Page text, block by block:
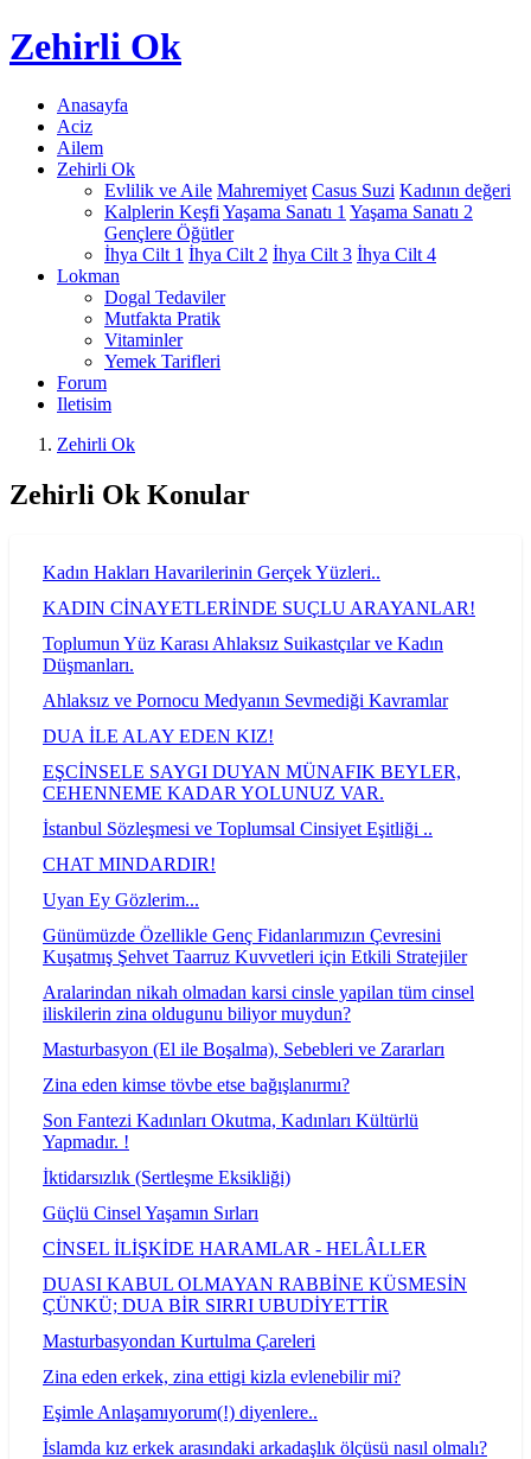
Zehirli Ok
Anasayfa
Aciz
Ailem
Zehirli Ok
Evlilik ve Aile Mahremiyet Casus Suzi Kadının değeri
Kalplerin Keşfi Yaşama Sanatı 1 Yaşama Sanatı 2
Gençlere Öğütler
İhya Cilt 1 İhya Cilt 2 İhya Cilt 3 İhya Cilt 4
Lokman
Dogal Tedaviler
Mutfakta Pratik
Vitaminler
Yemek Tarifleri
Forum
Iletisim
Zehirli Ok
Zehirli Ok Konular
Kadın Hakları Havarilerinin Gerçek Yüzleri..
KADIN CİNAYETLERİNDE SUÇLU ARAYANLAR!
Toplumun Yüz Karası Ahlaksız Suikastçılar ve Kadın
Düşmanları.
Ahlaksız ve Pornocu Medyanın Sevmediği Kavramlar
DUA İLE ALAY EDEN KIZ!
EŞCİNSELE SAYGI DUYAN MÜNAFIK BEYLER,
CEHENNEME KADAR YOLUNUZ VAR.
İstanbul Sözleşmesi ve Toplumsal Cinsiyet Eşitliği ..
CHAT MINDARDIR!
Uyan Ey Gözlerim...
Günümüzde Özellikle Genç Fidanlarımızın Çevresini
Kuşatmış Şehvet Taarruz Kuvvetleri için Etkili Stratejiler
Aralarindan nikah olmadan karsi cinsle yapilan tüm cinsel
iliskilerin zina oldugunu biliyor muydun?
Masturbasyon (El ile Boşalma), Sebebleri ve Zararları
Zina eden kimse tövbe etse bağışlanırmı?
Son Fantezi Kadınları Okutma, Kadınları Kültürlü
Yapmadır. !
İktidarsızlık (Sertleşme Eksikliği)
Güçlü Cinsel Yaşamın Sırları
CİNSEL İLİŞKİDE HARAMLAR - HELÂLLER
DUASI KABUL OLMAYAN RABBİNE KÜSMESİN
ÇÜNKÜ; DUA BİR SIRRI UBUDİYETTİR
Masturbasyondan Kurtulma Çareleri
Zina eden erkek, zina ettigi kizla evlenebilir mi?
Eşimle Anlaşamıyorum(!) diyenlere..
İslamda kız erkek arasındaki arkadaşlık ölçüsü nasıl olmalı?